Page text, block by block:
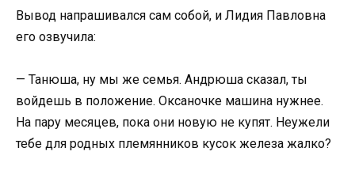
Вывод напрашивался сам собой, и Лидия Павловна
его озвучила:
— Танюша, ну мы же семья. Андрюша сказал, ты
войдешь в положение. Оксаночке машина нужнее.
На пару месяцев, пока они новую не купят. Неужели
тебе для родных племянников кусок железа жалко?